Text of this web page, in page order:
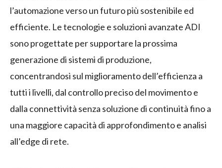
l’automazione verso un futuro più sostenibile ed
efficiente. Le tecnologie e soluzioni avanzate ADI
sono progettate per supportare la prossima
generazione di sistemi di produzione,
concentrandosi sul miglioramento dell’efficienza a
tutti i livelli, dal controllo preciso del movimento e
dalla connettività senza soluzione di continuità fino a
una maggiore capacità di approfondimento e analisi
all’edge di rete.